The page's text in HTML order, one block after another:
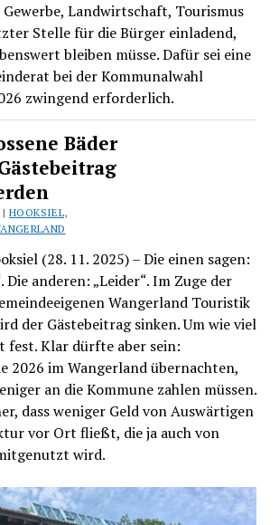
Landwirtschaft, Tourismus
Stelle für die Bürger einladend,
bleiben müsse. Dafür sei eine
bei der Kommunalwahl
zwingend erforderlich.
Bäder
|HOOKSIEL,
(28. 11. 2025) – Die einen sagen:
Die anderen: „Leider“. Im Zuge der
Wangerland Touristik
der Gästebeitrag sinken. Um wie viel
fest. Klar dürfte aber sein:
2026 im Wangerland übernachten,
an die Kommune zahlen müssen.
dass weniger Geld von Auswärtigen
vor Ort fließt, die ja auch von
wird.